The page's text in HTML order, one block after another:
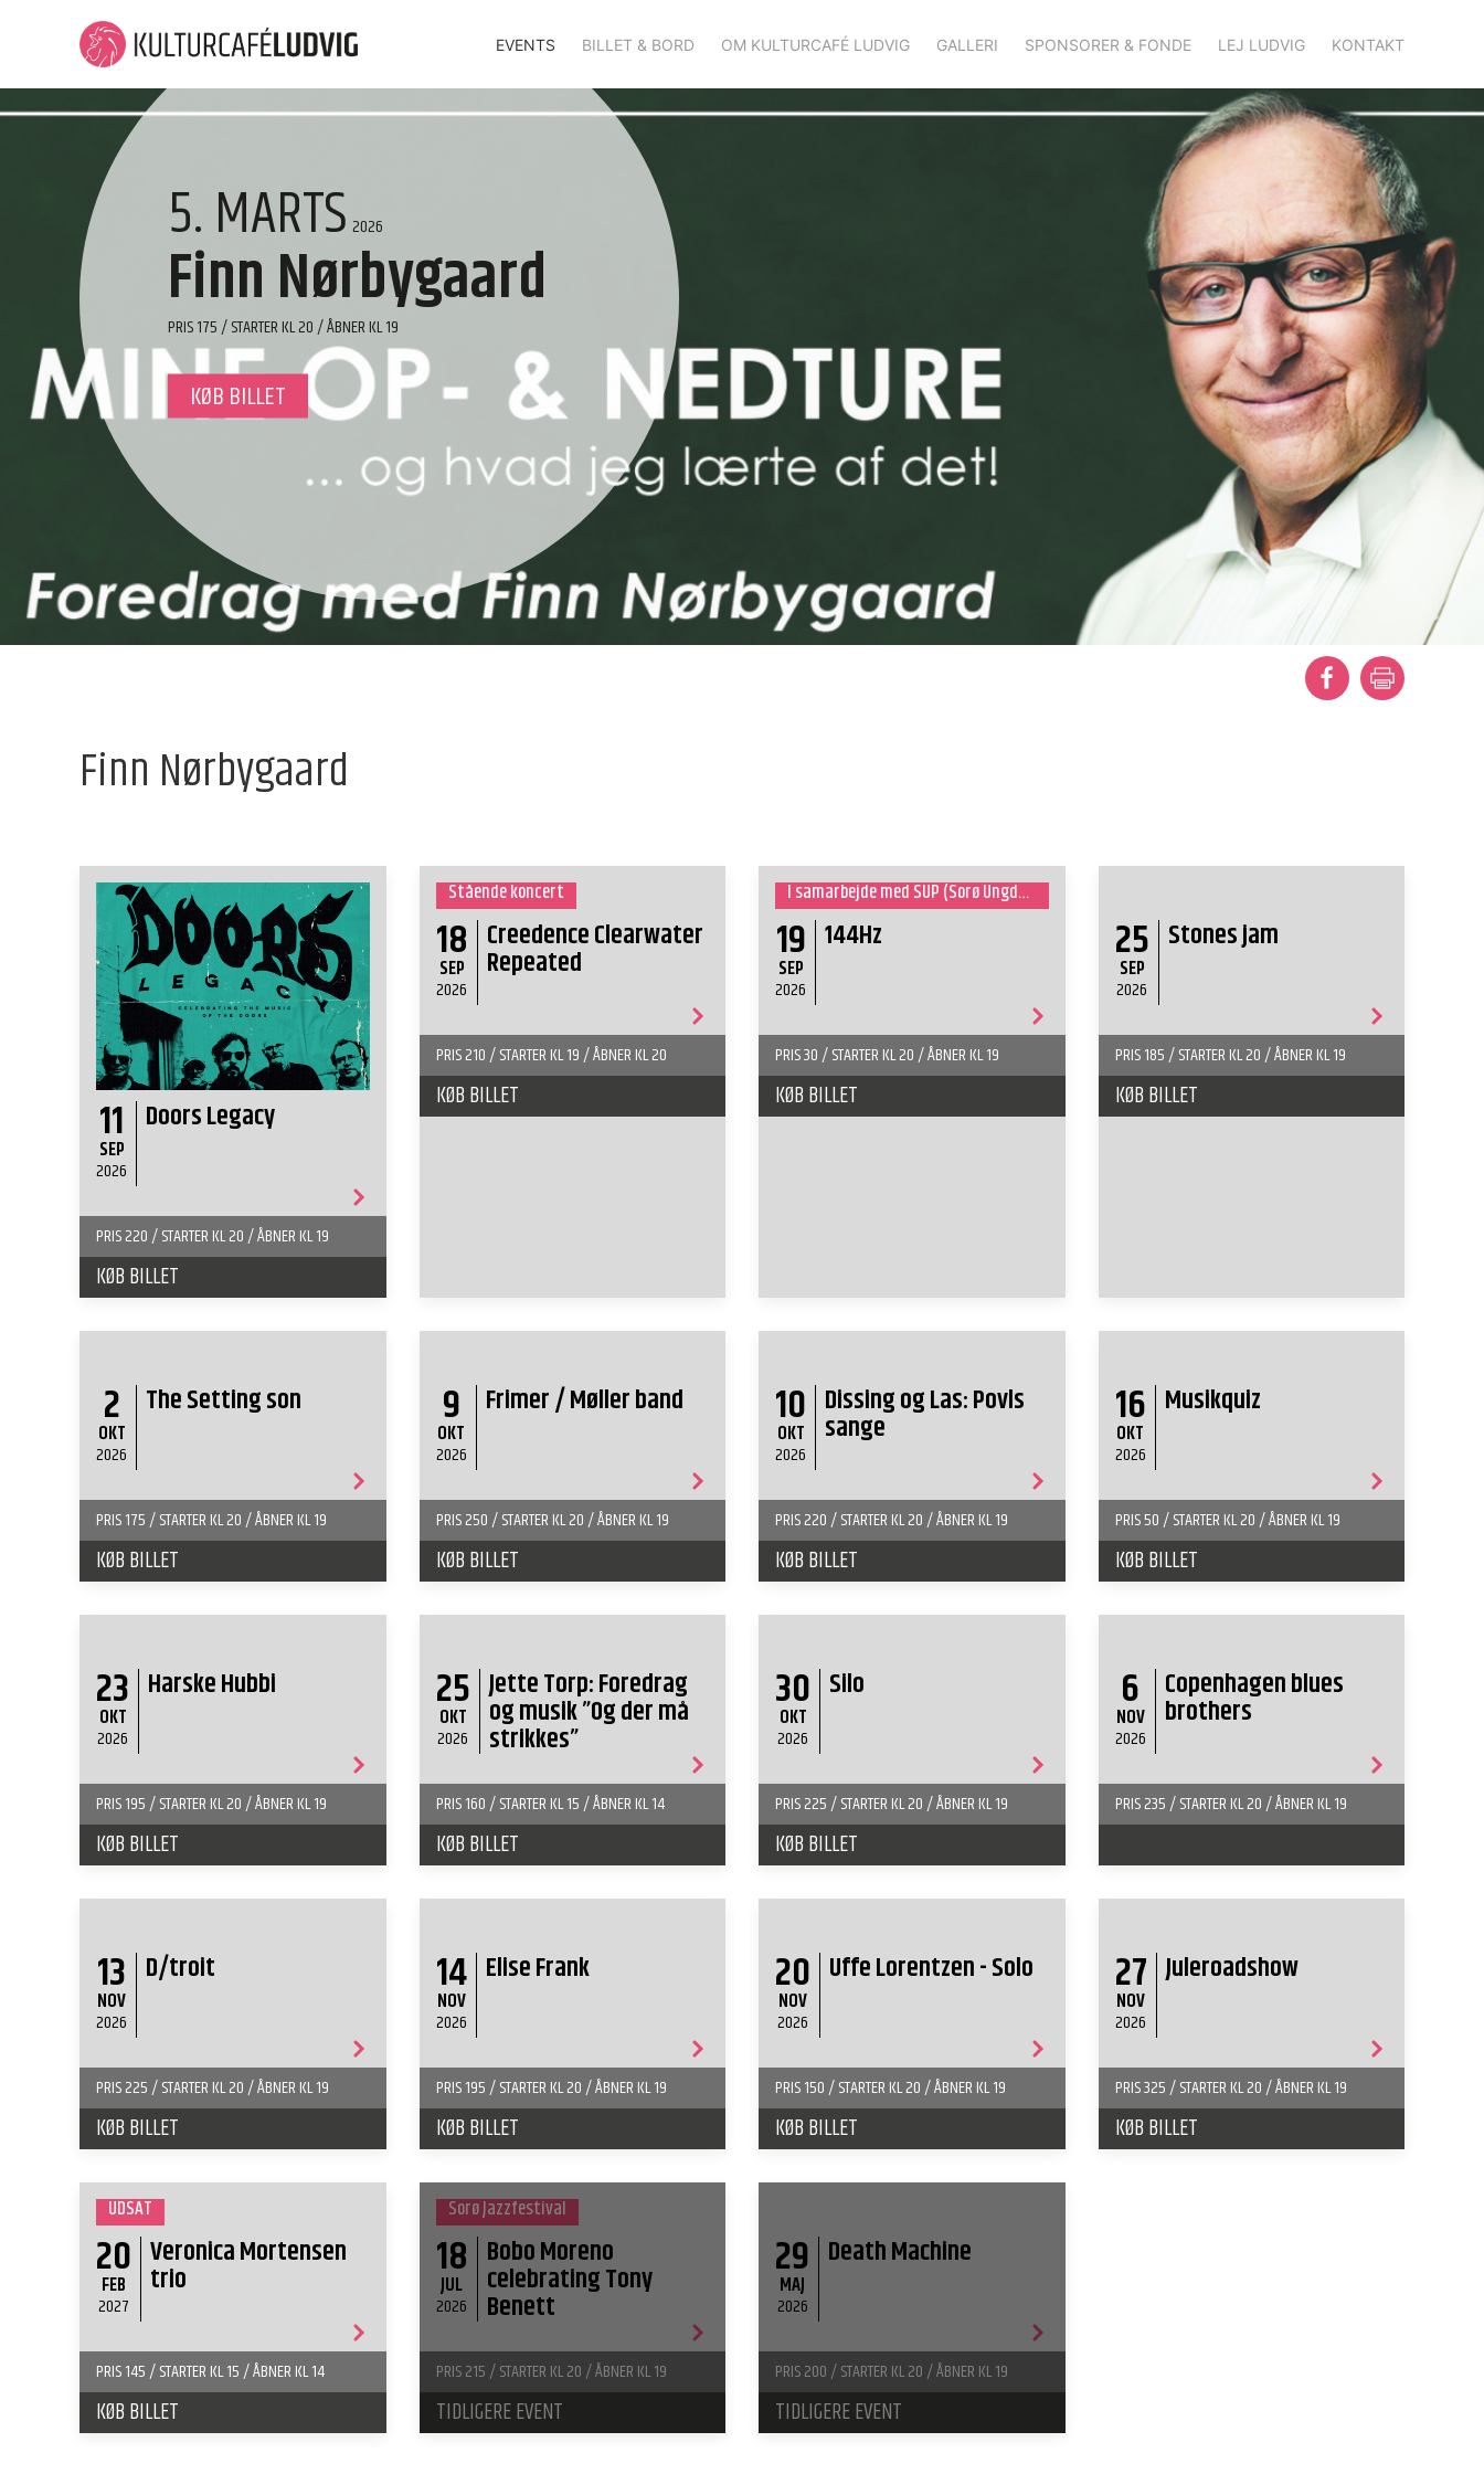
EVENTS BILLET & BORD OM KULTURCAFÉ LUDVIG GALLERI SPONSORER & FONDE LEJ LUDVIG KONTAKT
5. MARTS 2026
Finn Nørbygaard
PRIS 175 / STARTER KL 20 / ÅBNER KL 19
KØB BILLET
Finn Nørbygaard
11
SEP
2026
Doors Legacy
PRIS 220 / STARTER KL 20 / ÅBNER KL 19
KØB BILLET
Stående koncert
18
SEP
2026
Creedence Clearwater
Repeated
PRIS 210 / STARTER KL 19 / ÅBNER KL 20
KØB BILLET
I samarbejde med SUP (Sorø UngdomsProjekt)
19
SEP
2026
144Hz
PRIS 30 / STARTER KL 20 / ÅBNER KL 19
KØB BILLET
25
SEP
2026
Stones jam
PRIS 185 / STARTER KL 20 / ÅBNER KL 19
KØB BILLET
2
OKT
2026
The Setting son
PRIS 175 / STARTER KL 20 / ÅBNER KL 19
KØB BILLET
9
OKT
2026
Frimer / Møller band
PRIS 250 / STARTER KL 20 / ÅBNER KL 19
KØB BILLET
10
OKT
2026
Dissing og Las: Povls
sange
PRIS 220 / STARTER KL 20 / ÅBNER KL 19
KØB BILLET
16
OKT
2026
Musikquiz
PRIS 50 / STARTER KL 20 / ÅBNER KL 19
KØB BILLET
23
OKT
2026
Harske Hubbi
PRIS 195 / STARTER KL 20 / ÅBNER KL 19
KØB BILLET
25
OKT
2026
Jette Torp: Foredrag
og musik ”Og der må
strikkes”
PRIS 160 / STARTER KL 15 / ÅBNER KL 14
KØB BILLET
30
OKT
2026
Silo
PRIS 225 / STARTER KL 20 / ÅBNER KL 19
KØB BILLET
6
NOV
2026
Copenhagen blues
brothers
PRIS 235 / STARTER KL 20 / ÅBNER KL 19
13
NOV
2026
D/troit
PRIS 225 / STARTER KL 20 / ÅBNER KL 19
KØB BILLET
14
NOV
2026
Elise Frank
PRIS 195 / STARTER KL 20 / ÅBNER KL 19
KØB BILLET
20
NOV
2026
Uffe Lorentzen - Solo
PRIS 150 / STARTER KL 20 / ÅBNER KL 19
KØB BILLET
27
NOV
2026
Juleroadshow
PRIS 325 / STARTER KL 20 / ÅBNER KL 19
KØB BILLET
UDSAT
20
FEB
2027
Veronica Mortensen
trio
PRIS 145 / STARTER KL 15 / ÅBNER KL 14
KØB BILLET
Sorø Jazzfestival
18
JUL
2026
Bobo Moreno
celebrating Tony
Benett
PRIS 215 / STARTER KL 20 / ÅBNER KL 19
TIDLIGERE EVENT
29
MAJ
2026
Death Machine
PRIS 200 / STARTER KL 20 / ÅBNER KL 19
TIDLIGERE EVENT